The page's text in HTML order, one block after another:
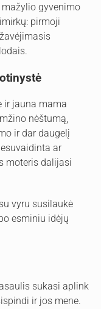
gyvenimo
pirmoji
ir jauna mama
nėštumą,
ir dar daugelį
ar
moteris dalijasi
vyru susilaukė
esminiu idėjų
sukasi aplink
ir jos mene.